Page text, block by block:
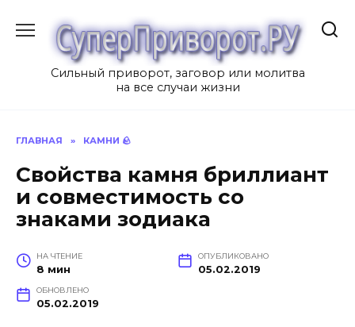
содержанию
Сильный приворот, заговор или молитва
на все случаи жизни
ГЛАВНАЯ » КАМНИ 🪨
Свойства камня бриллиант
и совместимость со
знаками зодиака
НА ЧТЕНИЕ
8 мин
ОПУБЛИКОВАНО
05.02.2019
ОБНОВЛЕНО
05.02.2019